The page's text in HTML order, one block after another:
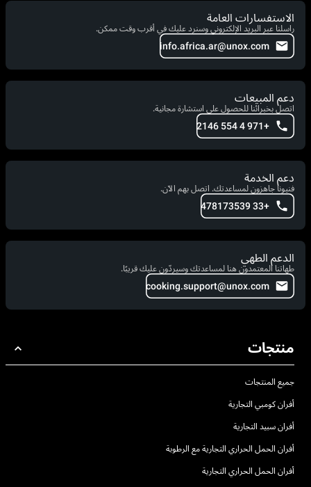
الاستفسارات العامة
راسلنا عبر البريد الإلكتروني وسنرد عليك في أقرب وقت ممكن.
info.africa.ar@unox.com
دعم المبيعات
اتصل بخبرائنا للحصول على استشارة مجانية.
+971 4 554 2146
دعم الخدمة
فنيونا جاهزون لمساعدتك. اتصل بهم الآن.
+33 478173539
الدعم الطهي
طهاتنا المعتمدون هنا لمساعدتك وسيردّون عليك قريبًا.
cooking.support@unox.com
منتجات
جميع المنتجات
أفران كومبي التجارية
أفران سبيد التجارية
أفران الحمل الحراري التجارية مع الرطوبة
أفران الحمل الحراري التجارية